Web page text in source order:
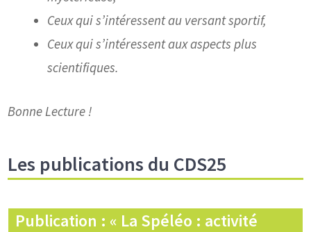
Ceux qui s’intéressent au versant sportif,
Ceux qui s’intéressent aux aspects plus
scientifiques.
Bonne Lecture !
Les publications du CDS25
Publication : « La Spéléo : activité